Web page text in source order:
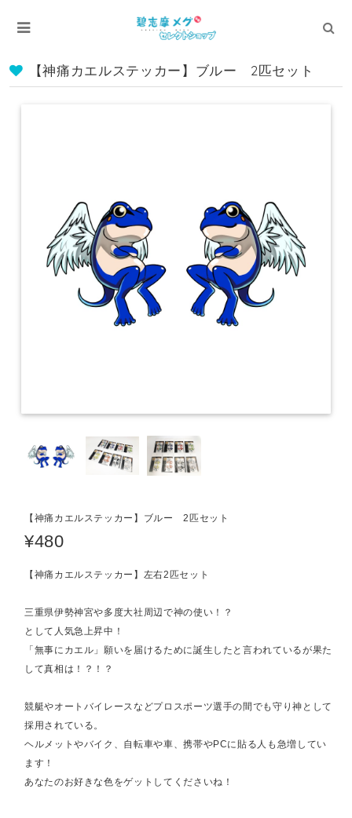
【神痛カエルステッカー】ブルー 2匹セット
【神痛カエルステッカー】ブルー 2匹セット
¥480
【神痛カエルステッカー】左右2匹セット
三重県伊勢神宮や多度大社周辺で神の使い！？
として人気急上昇中！
「無事にカエル」願いを届けるために誕生したと言われているが果た
して真相は！？！？
競艇やオートバイレースなどプロスポーツ選手の間でも守り神として
採用されている。
ヘルメットやバイク、自転車や車、携帯やPCに貼る人も急増してい
ます！
あなたのお好きな色をゲットしてくださいね！